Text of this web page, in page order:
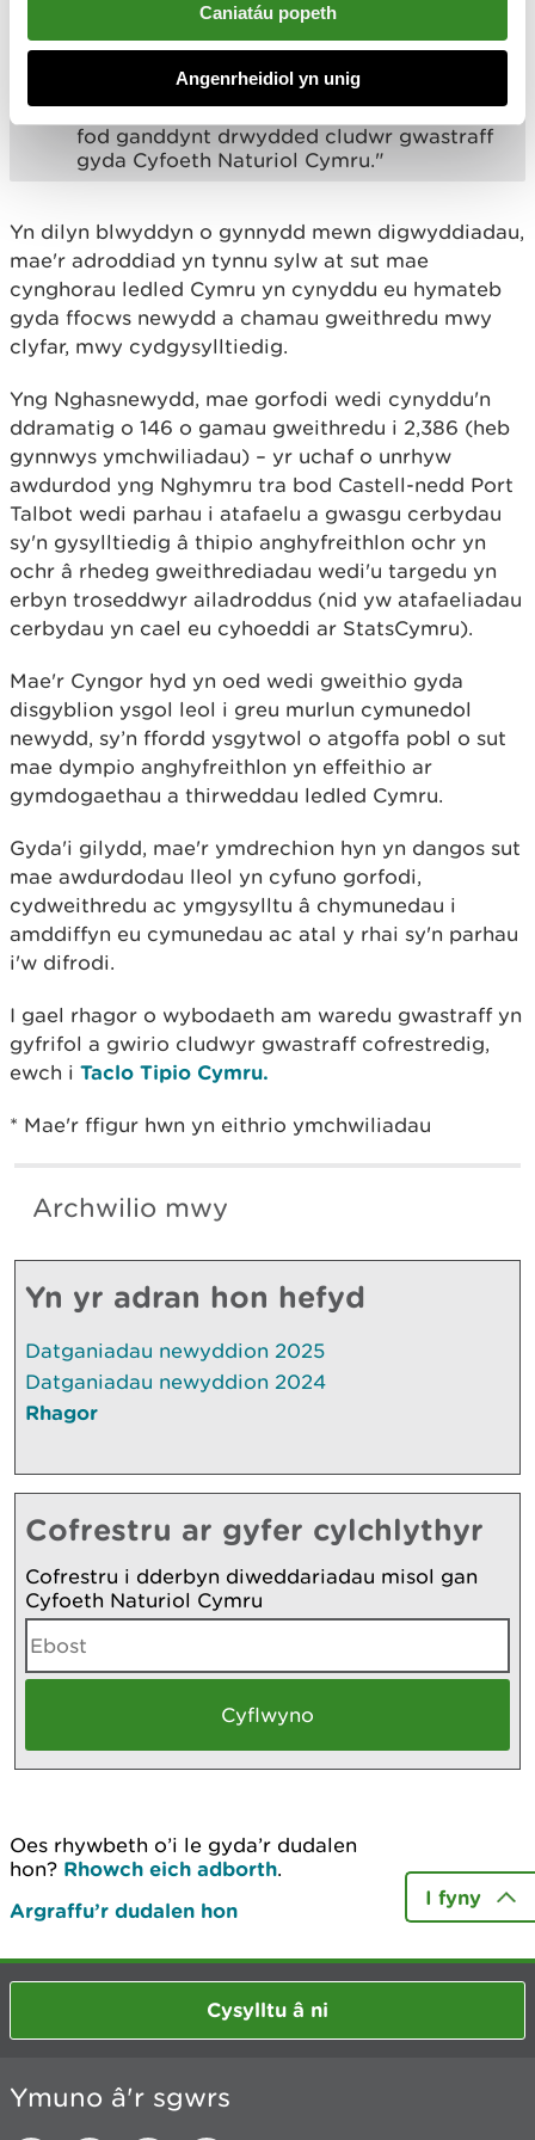
Caniatáu popeth
Angenrheidiol yn unig
drethdalwyr, ac yn tanseilio cymunedau.
os ydych chi'n talu rhywun i fynd â'ch
gwastraff i ffwrdd, gwiriwch bob amser
fod ganddynt drwydded cludwr gwastraff
gyda Cyfoeth Naturiol Cymru."
Yn dilyn blwyddyn o gynnydd mewn digwyddiadau,
mae'r adroddiad yn tynnu sylw at sut mae
cynghorau ledled Cymru yn cynyddu eu hymateb
gyda ffocws newydd a chamau gweithredu mwy
clyfar, mwy cydgysylltiedig.
Yng Nghasnewydd, mae gorfodi wedi cynyddu'n
ddramatig o 146 o gamau gweithredu i 2,386 (heb
gynnwys ymchwiliadau) – yr uchaf o unrhyw
awdurdod yng Nghymru tra bod Castell-nedd Port
Talbot wedi parhau i atafaelu a gwasgu cerbydau
sy'n gysylltiedig â thipio anghyfreithlon ochr yn
ochr â rhedeg gweithrediadau wedi'u targedu yn
erbyn troseddwyr ailadroddus (nid yw atafaeliadau
cerbydau yn cael eu cyhoeddi ar StatsCymru).
Mae'r Cyngor hyd yn oed wedi gweithio gyda
disgyblion ysgol leol i greu murlun cymunedol
newydd, sy’n ffordd ysgytwol o atgoffa pobl o sut
mae dympio anghyfreithlon yn effeithio ar
gymdogaethau a thirweddau ledled Cymru.
Gyda'i gilydd, mae'r ymdrechion hyn yn dangos sut
mae awdurdodau lleol yn cyfuno gorfodi,
cydweithredu ac ymgysylltu â chymunedau i
amddiffyn eu cymunedau ac atal y rhai sy'n parhau
i'w difrodi.
I gael rhagor o wybodaeth am waredu gwastraff yn
gyfrifol a gwirio cludwyr gwastraff cofrestredig,
ewch i Taclo Tipio Cymru.
* Mae'r ffigur hwn yn eithrio ymchwiliadau
Archwilio mwy
Yn yr adran hon hefyd
Datganiadau newyddion 2025
Datganiadau newyddion 2024
Rhagor
Cofrestru ar gyfer cylchlythyr
Cofrestru i dderbyn diweddariadau misol gan
Cyfoeth Naturiol Cymru
Oes rhywbeth o’i le gyda’r dudalen
hon? Rhowch eich adborth.
Argraffu’r dudalen hon
I fyny
Cysylltu â ni
Ymuno â'r sgwrs